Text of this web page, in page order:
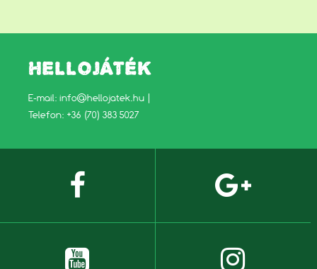
HELLOJÁTÉK
E-mail: info@hellojatek.hu
Telefon: +36 (70) 383 5027